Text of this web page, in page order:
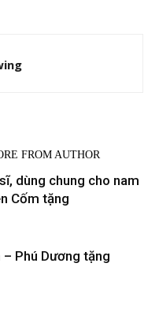
FROM AUTHOR
dùng chung cho nam
Cốm tặng
– Phú Dương tặng